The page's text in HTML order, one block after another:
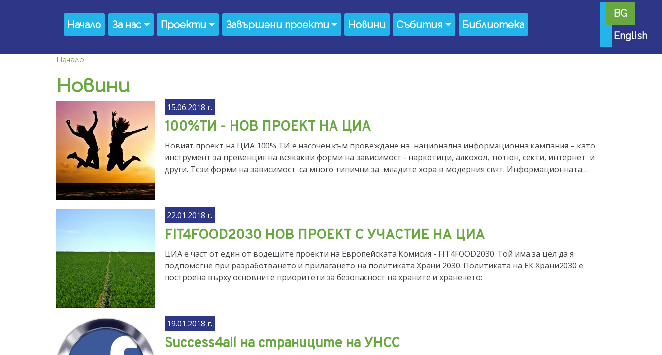
Main navigation
Начало За нас Проекти Завършени проекти Новини Събития Библиотека
BG
English
Начало
Новини
15.06.2018 г.
100%ТИ - НОВ ПРОЕКТ НА ЦИА
Новият проект на ЦИА 100% ТИ е насочен към провеждане на национална информационна кампания – като
инструмент за превенция на всякакви форми на зависимост - наркотици, алкохол, тютюн, секти, интернет и
други. Тези форми на зависимост са много типични за младите хора в модерния свят. Информационната…
22.01.2018 г.
FIT4FOOD2030 НОВ ПРОЕКТ С УЧАСТИЕ НА ЦИА
ЦИА е част от един от водещите проекти на Европейската Комисия - FIT4FOOD2030. Той има за цел да я
подпомогне при разработването и прилагането на политиката Храни 2030. Политиката на ЕК Храни2030 е
построена върху основните приоритети за безопасност на храните и храненето:
19.01.2018 г.
Success4all на страниците на УНСС